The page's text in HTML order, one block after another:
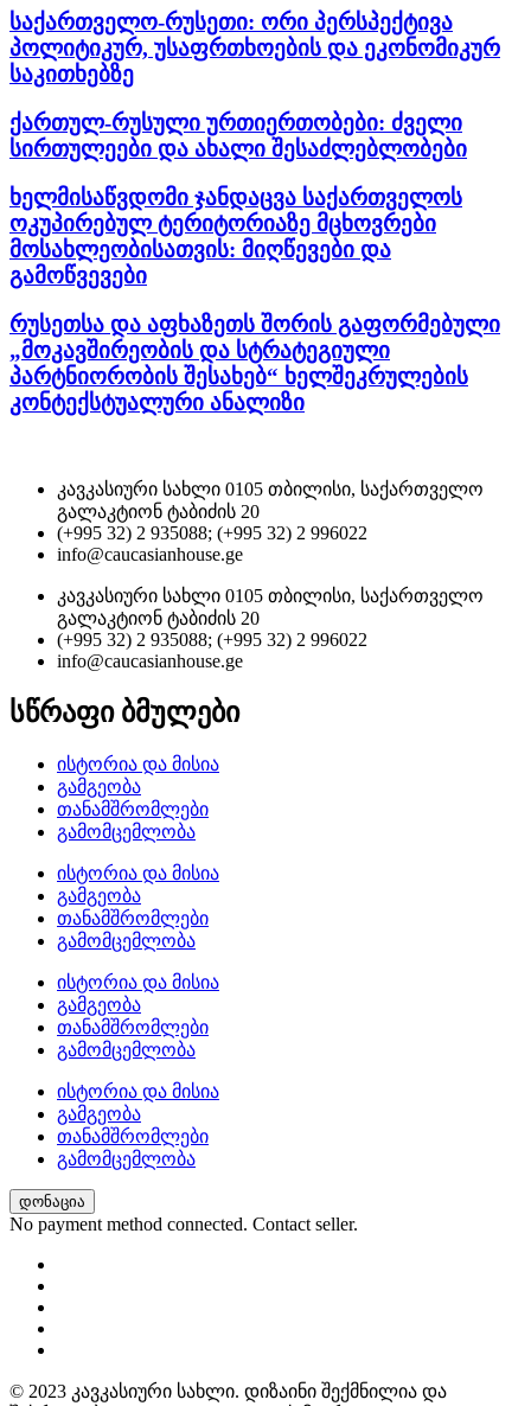
საქართველო-რუსეთი: ორი პერსპექტივა
პოლიტიკურ, უსაფრთხოების და ეკონომიკურ
საკითხებზე
ქართულ-რუსული ურთიერთობები: ძველი
სირთულეები და ახალი შესაძლებლობები
ხელმისაწვდომი ჯანდაცვა საქართველოს
ოკუპირებულ ტერიტორიაზე მცხოვრები
მოსახლეობისათვის: მიღწევები და
გამოწვევები
რუსეთსა და აფხაზეთს შორის გაფორმებული
„მოკავშირეობის და სტრატეგიული
პარტნიორობის შესახებ“ ხელშეკრულების
კონტექსტუალური ანალიზი
კავკასიური სახლი 0105 თბილისი, საქართველო
გალაკტიონ ტაბიძის 20
(+995 32) 2 935088; (+995 32) 2 996022
info@caucasianhouse.ge
კავკასიური სახლი 0105 თბილისი, საქართველო
გალაკტიონ ტაბიძის 20
(+995 32) 2 935088; (+995 32) 2 996022
info@caucasianhouse.ge
სწრაფი ბმულები
ისტორია და მისია
გამგეობა
თანამშრომლები
გამომცემლობა
ისტორია და მისია
გამგეობა
თანამშრომლები
გამომცემლობა
ისტორია და მისია
გამგეობა
თანამშრომლები
გამომცემლობა
ისტორია და მისია
გამგეობა
თანამშრომლები
გამომცემლობა
დონაცია
No payment method connected. Contact seller.
© 2023 კავკასიური სახლი. დიზაინი შექმნილია და